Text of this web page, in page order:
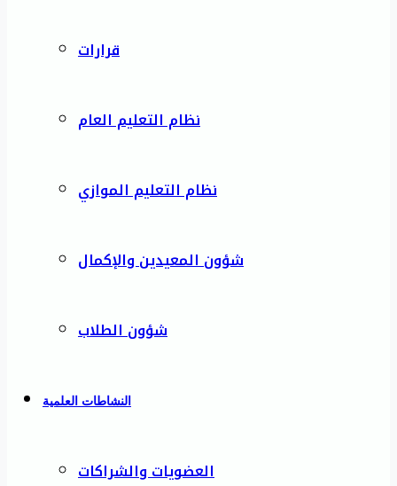
قرارات
نظام التعليم العام
نظام التعليم الموازي
شؤون المعيدين والإكمال
شؤون الطلاب
النشاطات العلمية
العضويات والشراكات